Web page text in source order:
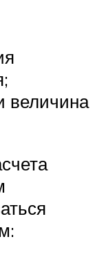
величина